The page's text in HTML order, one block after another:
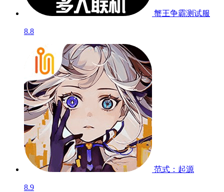
蟹王争霸测试服
8.8
范式：起源
8.9